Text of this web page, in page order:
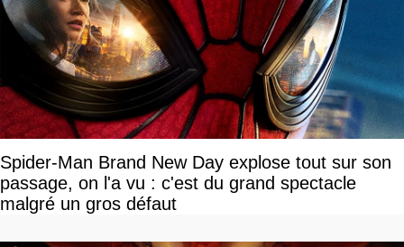
Spider-Man Brand New Day explose tout sur son
passage, on l'a vu : c'est du grand spectacle
malgré un gros défaut